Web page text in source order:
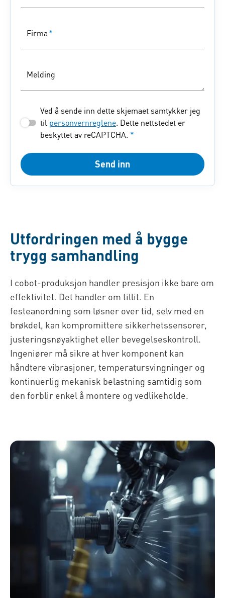
Firma*
Melding
Ved å sende inn dette skjemaet samtykker jeg
til personvernreglene. Dette nettstedet er
beskyttet av reCAPTCHA. *
Send inn
Utfordringen med å bygge
trygg samhandling
I cobot-produksjon handler presisjon ikke bare om
effektivitet. Det handler om tillit. En
festeanordning som løsner over tid, selv med en
brøkdel, kan kompromittere sikkerhetssensorer,
justeringsnøyaktighet eller bevegelseskontroll.
Ingeniører må sikre at hver komponent kan
håndtere vibrasjoner, temperatursvingninger og
kontinuerlig mekanisk belastning samtidig som
den forblir enkel å montere og vedlikeholde.